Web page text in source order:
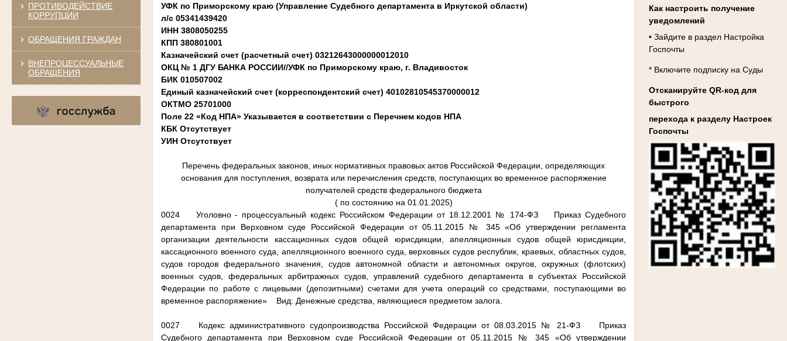
ПРОТИВОДЕЙСТВИЕ
КОРРУПЦИИ
ОБРАЩЕНИЯ ГРАЖДАН
ВНЕПРОЦЕССУАЛЬНЫЕ
ОБРАЩЕНИЯ
Как настроить получение
уведомлений
• Зайдите в раздел Настройка
Госпочты
* Включите подписку на Суды
Отсканируйте QR-код для
быстрого
перехода к разделу Настроек
Госпочты
УФК по Приморскому краю (Управление Судебного департамента в Иркутской области)
л/с 05341439420
ИНН 3808050255
КПП 380801001
Казначейский счет (расчетный счет) 03212643000000012010
ОКЦ № 1 ДГУ БАНКА РОССИИ//УФК по Приморскому краю, г. Владивосток
БИК 010507002
Единый казначейский счет (корреспондентский счет) 40102810545370000012
ОКТМО 25701000
Поле 22 «Код НПА» Указывается в соответствии с Перечнем кодов НПА
КБК Отсутствует
УИН Отсутствует
Перечень федеральных законов, иных нормативных правовых актов Российской Федерации, определяющих
основания для поступления, возврата или перечисления средств, поступающих во временное распоряжение
получателей средств федерального бюджета
( по состоянию на 01.01.2025)
0024 Уголовно - процессуальный кодекс Российском Федерации от 18.12.2001 № 174-ФЗ Приказ Судебного
департамента при Верховном суде Российской Федерации от 05.11.2015 № 345 «Об утверждении регламента
организации деятельности кассационных судов общей юрисдикции, апелляционных судов общей юрисдикции,
кассационного военного суда, апелляционного военного суда, верховных судов республик, краевых, областных судов,
судов городов федерального значения, судов автономной области и автономных округов, окружных (флотских)
военных судов, федеральных арбитражных судов, управлений судебного департамента в субъектах Российской
Федерации по работе с лицевыми (депозитными) счетами для учета операций со средствами, поступающими во
временное распоряжение» Вид: Денежные средства, являющиеся предметом залога.
0027 Кодекс административного судопроизводства Российской Федерации от 08.03.2015 № 21-ФЗ Приказ
Судебного департамента при Верховном суде Российской Федерации от 05.11.2015 № 345 «Об утверждении